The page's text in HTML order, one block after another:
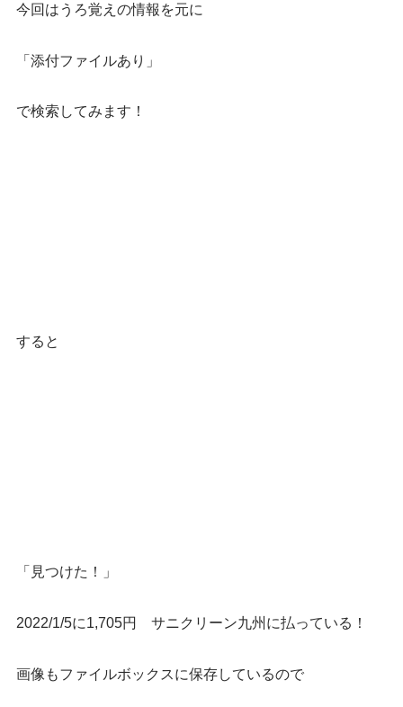
今回はうろ覚えの情報を元に
「添付ファイルあり」
で検索してみます！
すると
「見つけた！」
2022/1/5に1,705円 サニクリーン九州に払っている！
画像もファイルボックスに保存しているので